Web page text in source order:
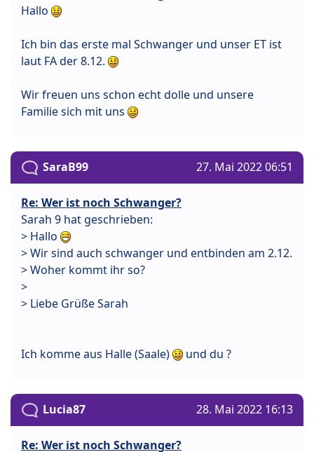
Hallo
Ich bin das erste mal Schwanger und unser ET ist
laut FA der 8.12.
Wir freuen uns schon echt dolle und unsere
Familie sich mit uns
SaraB99 27. Mai 2022 06:51
Re: Wer ist noch Schwanger?
Sarah 9 hat geschrieben:
> Hallo
> Wir sind auch schwanger und entbinden am 2.12.
> Woher kommt ihr so?
>
> Liebe Grüße Sarah
Ich komme aus Halle (Saale) und du ?
Lucia87 28. Mai 2022 16:13
Re: Wer ist noch Schwanger?